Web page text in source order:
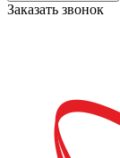
Заказать звонок